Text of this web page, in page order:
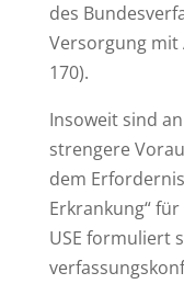
des
Versorgung mit
170).
Insoweit sind
strengere
dem
Erkrankung“ für
USE formuliert